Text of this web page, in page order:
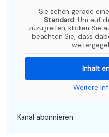
Sie sehen gerade
Standard. Um auf
zuzugreifen, klicken Sie
beachten Sie, dass
Inhalt
Weitere
Kanal abonnieren